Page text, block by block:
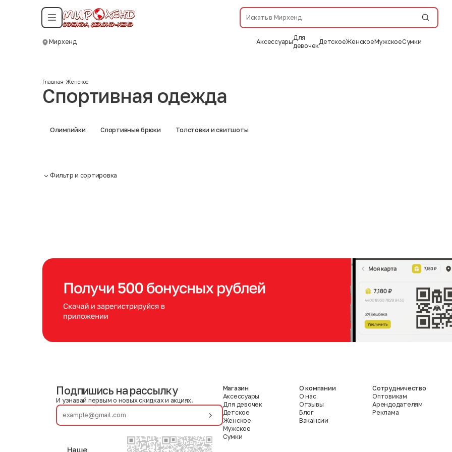
Мирхенд Аксессуары
Для
девочек
ДетскоеЖенскоеМужскоеСумки
Смотреть все даты
Главная-Женское
Спортивная одежда
Олимпийки Спортивные брюки Толстовки и свитшоты
Фильтр и сортировка
Подпишись на рассылку
И узнавай первым о новых скидках и акциях.
Наше
Магазин
Аксессуары
Для девочек
Детское
Женское
Мужское
Сумки
О компании
О нас
Отзывы
Блог
Вакансии
Сотрудничество
Оптовикам
Арендодателям
Реклама